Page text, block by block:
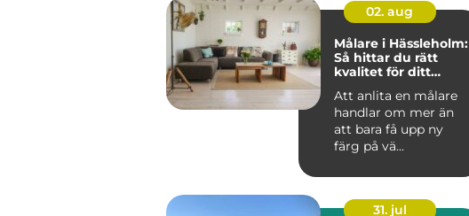
02. aug
Målare i Hässleholm:
Så hittar du rätt
kvalitet för ditt
Att anlita en målare
handlar om mer än
att bara få upp ny
färg på vä...
31. jul